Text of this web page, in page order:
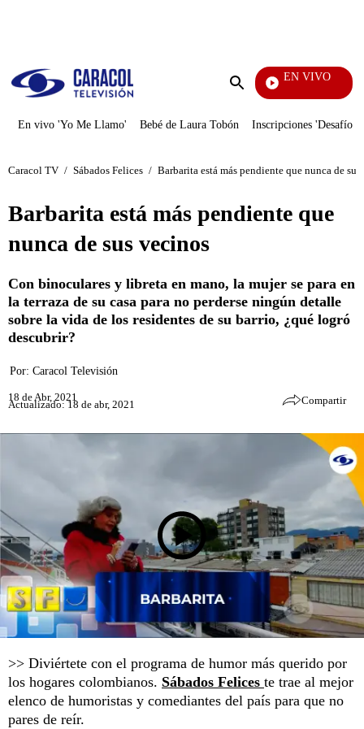
Enviar
EN VIVO
La Red
En vivo 'Yo Me Llamo' Bebé de Laura Tobón Inscripciones 'Desafío'
Caracol TV / Sábados Felices / Barbarita está más pendiente que nunca de
Barbarita está más pendiente que
nunca de sus vecinos
Con binoculares y libreta en mano, la mujer se para en
la terraza de su casa para no perderse ningún detalle
sobre la vida de los residentes de su barrio, ¿qué logró
descubrir?
Por: Caracol Televisión
18 de Abr, 2021
Actualizado: 18 de abr, 2021 Compartir
>> Diviértete con el programa de humor más querido por
los hogares colombianos. Sábados Felices te trae al mejor
elenco de humoristas y comediantes del país para que no
pares de reír.